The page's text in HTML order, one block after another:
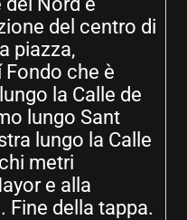
del centro di
piazza,
Fondo che è
la Calle de
lungo Sant
lungo la Calle
metri
e alla
Fine della tappa.